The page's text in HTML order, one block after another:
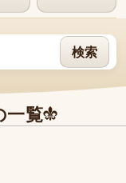
検索
一覧